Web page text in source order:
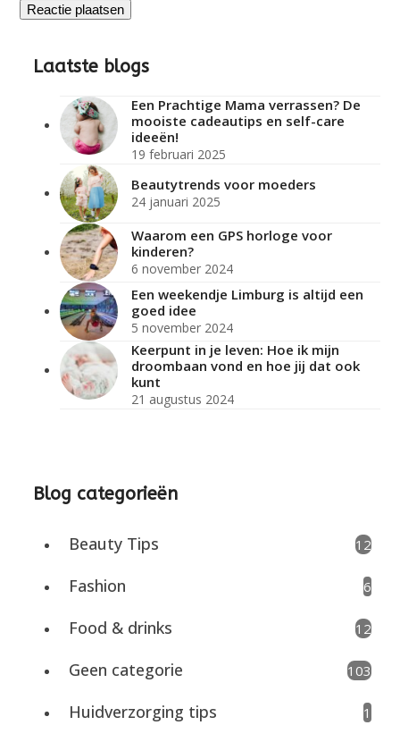
Laatste blogs
Een Prachtige Mama verrassen? De
mooiste cadeautips en self-care
ideeën!
19 februari 2025
Beautytrends voor moeders
24 januari 2025
Waarom een GPS horloge voor
kinderen?
6 november 2024
Een weekendje Limburg is altijd een
goed idee
5 november 2024
Keerpunt in je leven: Hoe ik mijn
droombaan vond en hoe jij dat ook
kunt
21 augustus 2024
Blog categorieën
Beauty Tips 12
Fashion 6
Food & drinks 12
Geen categorie 103
Huidverzorging tips 1